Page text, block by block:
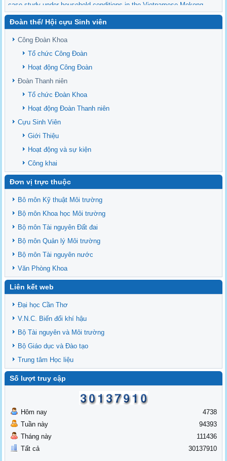
case study under household conditions in the Vietnamese Mekong
Delta
Sediment properties in flood-based farming systems in the Vietnamese
upstream Mekong Delta
Danh mục tạp chí xuất bản Quốc Tế 2026
Danh Mục các Đề Tài NCKH cấp Tỉnh năm 2024
Văn bản - Quy định
Ban chấp hành Đảng bộ khoa
Đoàn thể/ Hội cựu Sinh viên
Công Đoàn Khoa
Tổ chức Công Đoàn
Hoạt động Công Đoàn
Đoàn Thanh niên
Tổ chức Đoàn Khoa
Hoạt động Đoàn Thanh niên
Cựu Sinh Viên
Giới Thiệu
Hoạt động và sự kiện
Công khai
Đơn vị trực thuộc
Bô môn Kỹ thuật Môi trường
Bộ môn Khoa học Môi trường
Bộ môn Tài nguyên Đất đai
Bộ môn Quản lý Môi trường
Bộ môn Tài nguyên nước
Văn Phòng Khoa
Liên kết web
Đại học Cần Thơ
V.N.C. Biến đổi khí hậu
Bộ Tài nguyên và Môi trường
Bộ Giáo dục và Đào tạo
Trung tâm Học liệu
Số lượt truy cập
Hôm nay
Tuần này
Tháng này
Tất cả
4738
94393
111436
30137910